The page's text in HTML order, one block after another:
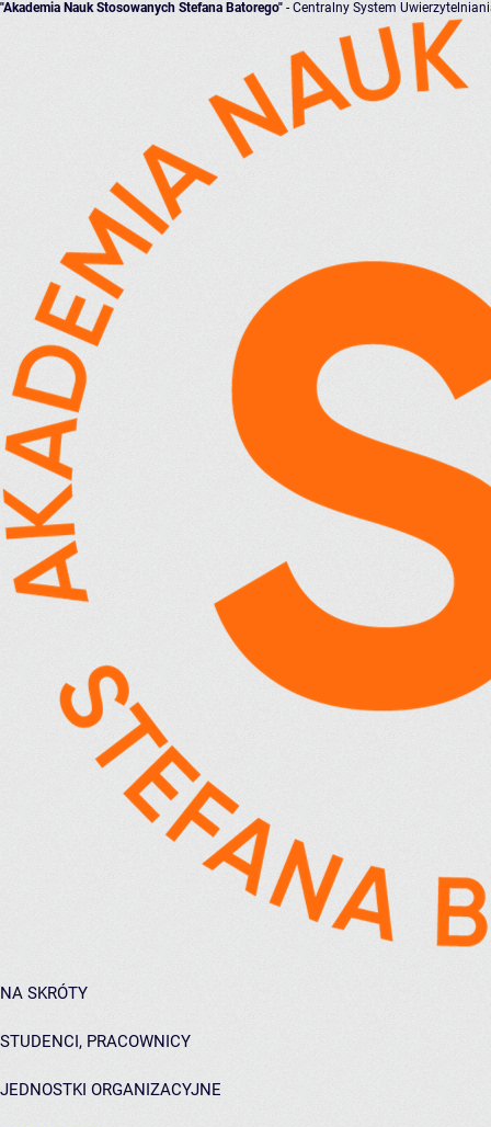
"Akademia Nauk Stosowanych Stefana Batorego" - Centralny System
NA SKRÓTY
STUDENCI, PRACOWNICY
JEDNOSTKI ORGANIZACYJNE